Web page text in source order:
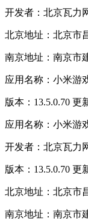
开发者：北京瓦力
北京地址：北京市
南京地址：南京市
应用名称：小米游
版本：13.5.0.70 更
应用名称：小米游
开发者：北京瓦力
版本：13.5.0.70 更
北京地址：北京市
南京地址：南京市